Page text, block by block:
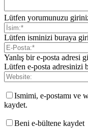
Lütfen yorumunuzu
Lütfen isminizi buraya
Yanlış bir e-posta adresi
Lütfen e-posta adresinizi
Ismimi, e-postamı ve
kaydet.
Beni e-bültene kaydet